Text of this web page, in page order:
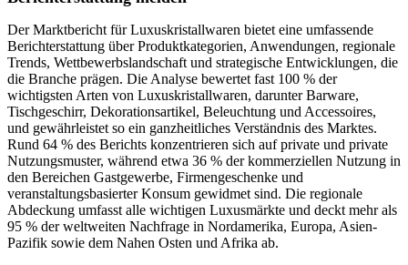
Der Marktbericht für Luxuskristallwaren bietet eine umfassende
Berichterstattung über Produktkategorien, Anwendungen, regionale
Trends, Wettbewerbslandschaft und strategische Entwicklungen, die
die Branche prägen. Die Analyse bewertet fast 100 % der
wichtigsten Arten von Luxuskristallwaren, darunter Barware,
Tischgeschirr, Dekorationsartikel, Beleuchtung und Accessoires,
und gewährleistet so ein ganzheitliches Verständnis des Marktes.
Rund 64 % des Berichts konzentrieren sich auf private und private
Nutzungsmuster, während etwa 36 % der kommerziellen Nutzung in
den Bereichen Gastgewerbe, Firmengeschenke und
veranstaltungsbasierter Konsum gewidmet sind. Die regionale
Abdeckung umfasst alle wichtigen Luxusmärkte und deckt mehr als
95 % der weltweiten Nachfrage in Nordamerika, Europa, Asien-
Pazifik sowie dem Nahen Osten und Afrika ab.